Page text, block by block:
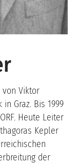
von Viktor
Graz. Bis 1999
Heute Leiter
Kepler
der